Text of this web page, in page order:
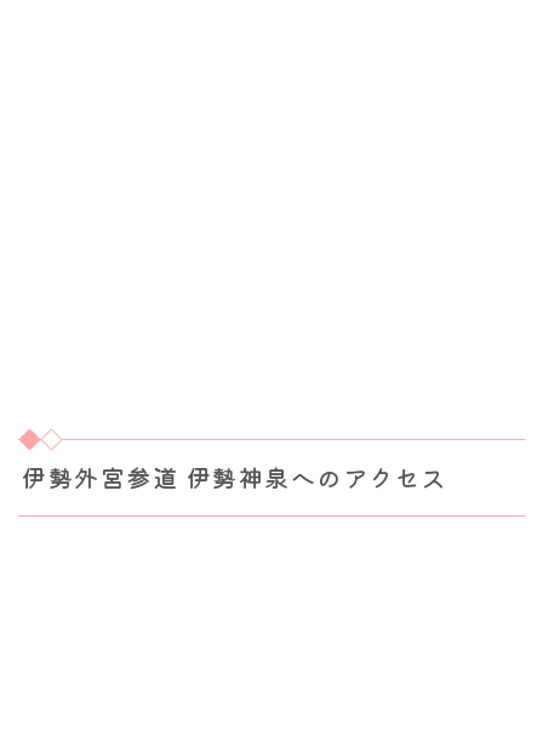
伊勢外宮参道 伊勢神泉へのアクセス